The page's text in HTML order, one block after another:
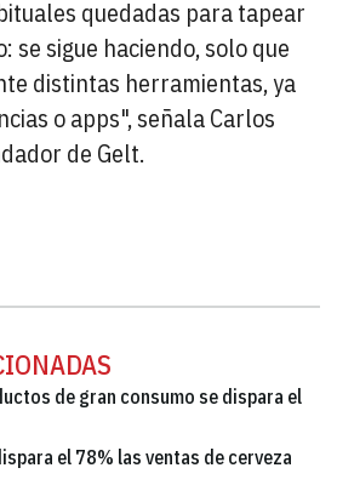
quedadas para tapear
se sigue haciendo, solo que
distintas herramientas, ya
o apps", señala Carlos
de Gelt.
de gran consumo se dispara el
el 78% las ventas de cerveza